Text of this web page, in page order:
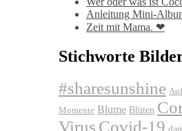
Anleitung Mini-
Zeit mit Mama. ❤
Stichworte
#sharesunshine
Momente Blume Blüten
Virus Covid-19